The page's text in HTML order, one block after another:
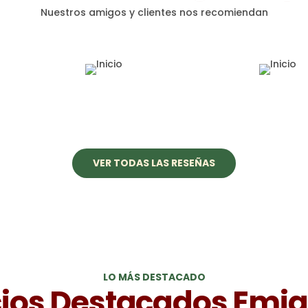
Nuestros amigos y clientes nos recomiendan
VER TODAS LAS RESEÑAS
LO MÁS DESTACADO